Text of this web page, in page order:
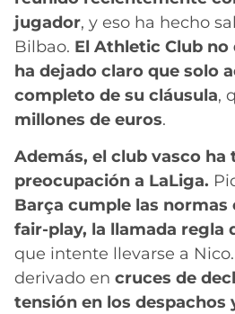
jugador, y eso ha hecho
Bilbao. El Athletic Club
ha dejado claro que solo
completo de su cláusula,
millones de euros.
Además, el club vasco ha
preocupación a LaLiga.
Barça cumple las normas
fair-play, la llamada regla
que intente llevarse a
derivado en cruces de
tensión en los despachos